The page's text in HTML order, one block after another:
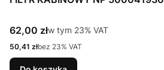
Cena brutto
62,00 złw tym %s VAT
w tym 23% VAT
Cena netto
50,41 złbez 23% VAT